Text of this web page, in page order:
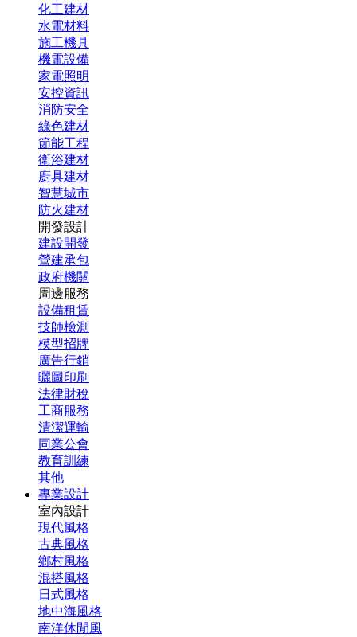
化工建材
水電材料
施工機具
機電設備
家電照明
安控資訊
消防安全
綠色建材
節能工程
衛浴建材
廚具建材
智慧城市
防火建材
開發設計
建設開發
營建承包
政府機關
周邊服務
設備租賃
技師檢測
模型招牌
廣告行銷
曬圖印刷
法律財稅
工商服務
清潔運輸
同業公會
教育訓練
其他
專業設計
室內設計
現代風格
古典風格
鄉村風格
混搭風格
日式風格
地中海風格
南洋休閒風